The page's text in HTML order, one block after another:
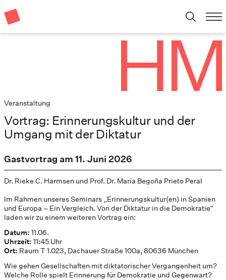
Veranstaltung
Vortrag: Erinnerungskultur und der
Umgang mit der Diktatur
Gastvortrag am 11. Juni 2026
Dr. Rieke C. Harmsen und Prof. Dr. María Begoña Prieto Peral
Im Rahmen unseres Seminars „Erinnerungskultur(en) in Spanien
und Europa – Ein Vergleich. Von der Diktatur in die Demokratie“
laden wir zu einem weiteren Vortrag ein:
Datum: 11.06.
Uhrzeit: 11:45 Uhr
Ort: Raum T 1.023, Dachauer Straße 100a, 80636 München
Wie gehen Gesellschaften mit diktatorischer Vergangenheit um?
Welche Rolle spielt Erinnerung für Demokratie und Gegenwart?